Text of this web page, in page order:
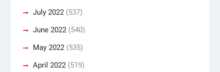
July 2022(537)
June 2022(540)
May 2022(535)
April 2022(519)